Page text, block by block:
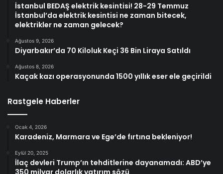
İstanbul BEDAŞ elektrik kesintisi! 28-29 Temmuz
İstanbul’da elektrik kesintisi ne zaman bitecek,
elektrikler ne zaman gelecek?
Ağustos 9, 2026
Diyarbakır’da 70 Kiloluk Keçi 36 Bin Liraya Satıldı
Ağustos 8, 2026
Kaçak kazı operasyonunda 1500 yıllık eser ele geçirildi
Rastgele Haberler
Ocak 4, 2026
Karadeniz, Marmara ve Ege’de fırtına bekleniyor!
Eylül 20, 2025
İlaç devleri Trump’ın tehditlerine dayanamadı: ABD’ye
350 milyar dolarlık yatırım sözü